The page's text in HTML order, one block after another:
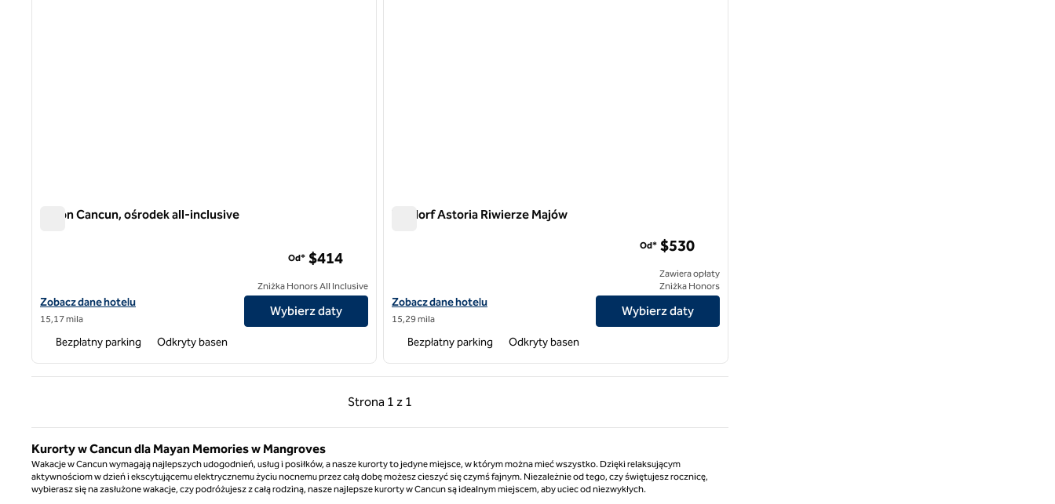
Hilton Cancun, ośrodek all-inclusive
Zobacz szczegóły hotelu Hilton Cancun, All-Inclusive Resort
Zobacz dane hotelu
15,17 mila
Od* $414
Zniżka Honors All Inclusive
Wybierz daty
Bezpłatny parking Odkryty basen
Waldorf Astoria Riwierze Majów
Zobacz szczegóły hotelu Waldorf Astoria Riwierze Majów
Zobacz dane hotelu
15,29 mila
Od* $530
Zawiera opłaty
Zniżka Honors
Wybierz daty
Bezpłatny parking Odkryty basen
Strona 1 z 1
Poprzednia strona, 1 z 1
Strona 1 z 1
Kurorty w Cancun dla Mayan Memories w Mangroves
Wakacje w Cancun wymagają najlepszych udogodnień, usług i posiłków, a nasze kurorty to jedyne miejsce, w którym można mieć wszystko. Dzięki relaksującym
aktywnościom w dzień i ekscytującemu elektrycznemu życiu nocnemu przez całą dobę możesz cieszyć się czymś fajnym. Niezależnie od tego, czy świętujesz rocznicę,
wybierasz się na zasłużone wakacje, czy podróżujesz z całą rodziną, nasze najlepsze kurorty w Cancun są idealnym miejscem, aby uciec od niezwykłych.